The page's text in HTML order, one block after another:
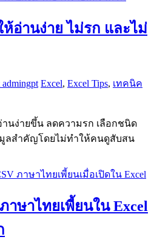
ห้อ่านง่าย ไม่รก และไม่
admingpt Excel, Excel Tips, เทคนิค
านง่ายขึ้น ลดความรก เลือกชนิด
ลสำคัญโดยไม่ทำให้คนดูสับสน
าษาไทยเพี้ยนใน Excel